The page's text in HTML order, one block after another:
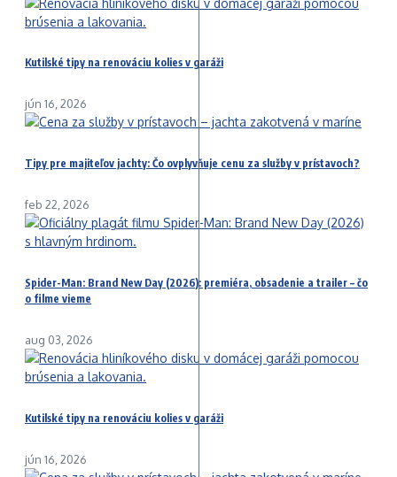
Kutilské tipy na renováciu kolies v garáži
jún 16, 2026
Tipy pre majiteľov jachty: Čo ovplyvňuje cenu za služby v prístavoch?
feb 22, 2026
Spider-Man: Brand New Day (2026): premiéra, obsadenie a trailer – čo
o filme vieme
aug 03, 2026
Kutilské tipy na renováciu kolies v garáži
jún 16, 2026